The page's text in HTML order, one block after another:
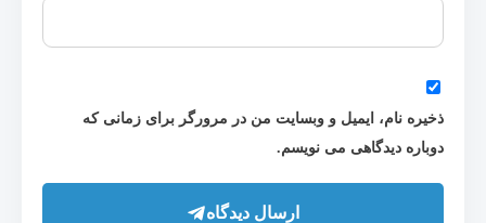
ذخیره نام، ایمیل و وبسایت من در مرورگر برای زمانی که
دوباره دیدگاهی می نویسم.
ارسال دیدگاه